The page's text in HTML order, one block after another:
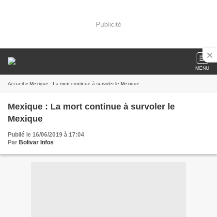
Publicité
MENU
Accueil » Mexique : La mort continue à survoler le Mexique
Mexique : La mort continue à survoler le
Mexique
Publié le 16/06/2019 à 17:04
Par Bolivar Infos